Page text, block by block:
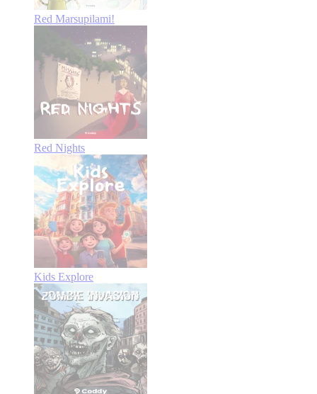
Red Marsupilami!
Red Nights
Kids Explore